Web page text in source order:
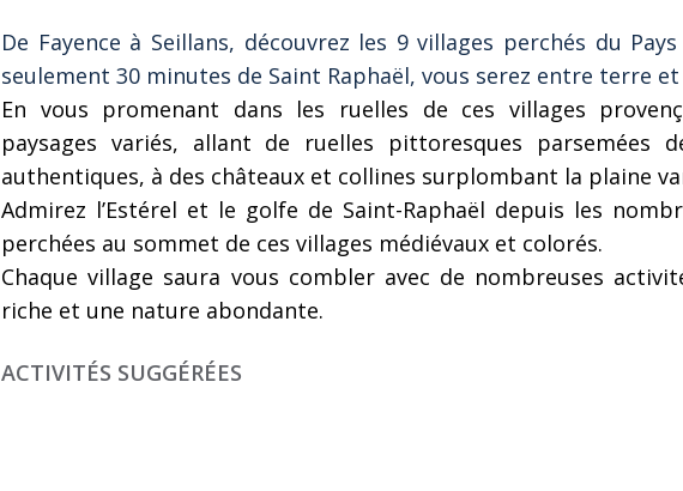
De Fayence à Seillans, découvrez les 9 villages perchés du
seulement 30 minutes de Saint Raphaël, vous serez entre terre
En vous promenant dans les ruelles de ces villages
paysages variés, allant de ruelles pittoresques parsemées
authentiques, à des châteaux et collines surplombant la plaine
Admirez l’Estérel et le golfe de Saint-Raphaël depuis les
perchées au sommet de ces villages médiévaux et colorés.
Chaque village saura vous combler avec de nombreuses
riche et une nature abondante.
ACTIVITÉS SUGGÉRÉES